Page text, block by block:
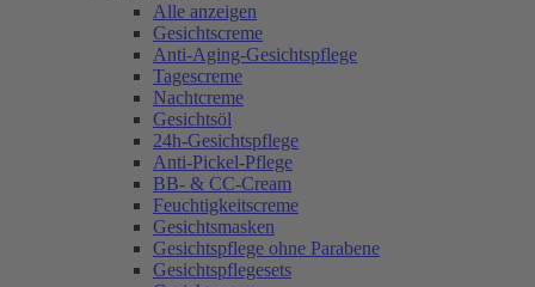
Alle anzeigen
Gesichtscreme
Anti-Aging-Gesichtspflege
Tagescreme
Nachtcreme
Gesichtsöl
24h-Gesichtspflege
Anti-Pickel-Pflege
BB- & CC-Cream
Feuchtigkeitscreme
Gesichtsmasken
Gesichtspflege ohne Parabene
Gesichtspflegesets